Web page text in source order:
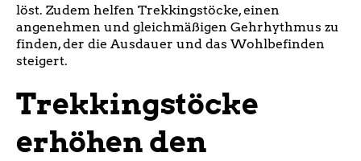
löst. Zudem helfen Trekkingstöcke, einen
angenehmen und gleichmäßigen Gehrhythmus zu
finden, der die Ausdauer und das Wohlbefinden
steigert.
Trekkingstöcke
erhöhen den